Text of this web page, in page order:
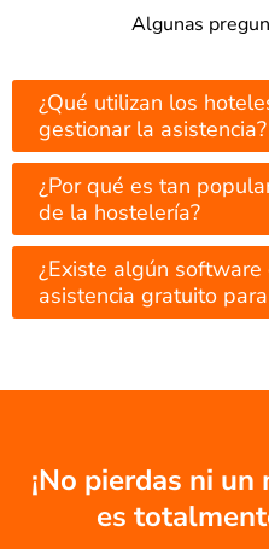
Algunas
¿Qué utilizan los
gestionar la asistencia?
¿Por qué es tan
de la hostelería?
¿Existe algún
asistencia gratuito
¡No pierdas ni
es